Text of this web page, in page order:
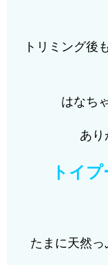
トリミング後
はなち
あり
トイ
たまに天然っ